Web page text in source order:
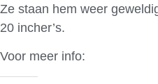
Ze staan hem weer
20 incher’s.
Voor meer info: